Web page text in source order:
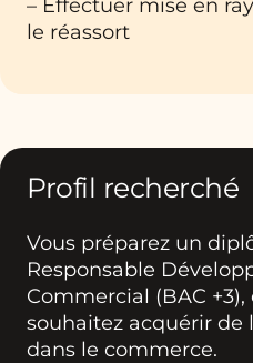
– Effectuer mise en
le réassort
Profil recherché
Vous préparez un
Responsable
Commercial (BAC +3),
souhaitez acquérir de
dans le commerce.